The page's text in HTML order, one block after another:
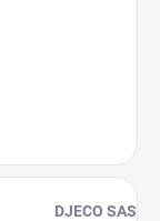
DJECO SAS